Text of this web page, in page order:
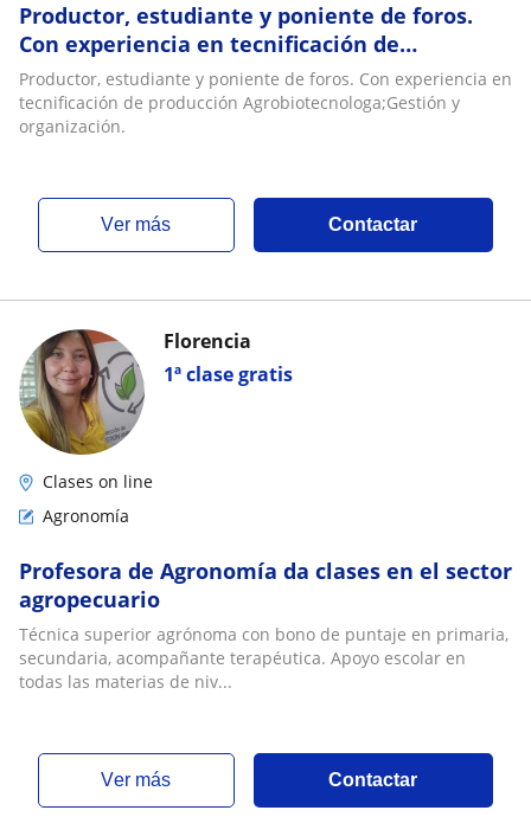
Productor, estudiante y poniente de foros.
Con experiencia en tecnificación de
producción Agrobiotecnologa;Gestión y
organización
Productor, estudiante y poniente de foros. Con experiencia en
tecnificación de producción Agrobiotecnologa;Gestión y
organización.
ver más Contactar
1ª clase gratis
Florencia
Clases on line
Agronomía
Profesora de Agronomía da clases en el sector
agropecuario
Técnica superior agrónoma con bono de puntaje en primaria,
secundaria, acompañante terapéutica. Apoyo escolar en
todas las materias de niv...
ver más Contactar